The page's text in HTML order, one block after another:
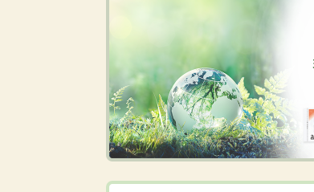
その他おさかな
さんま
その他水産
あじ
小魚・丸干